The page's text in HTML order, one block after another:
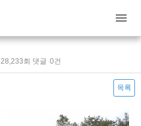
28,233회 댓글 0건
목록